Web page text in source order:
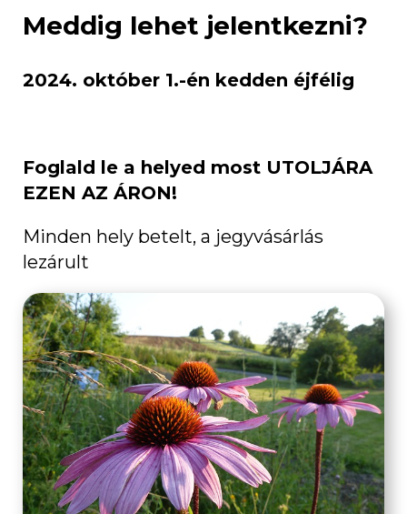
Meddig lehet jelentkezni?
2024. október 1.-én kedden éjfélig
Foglald le a helyed most UTOLJÁRA
EZEN AZ ÁRON!
Minden hely betelt, a jegyvásárlás
lezárult